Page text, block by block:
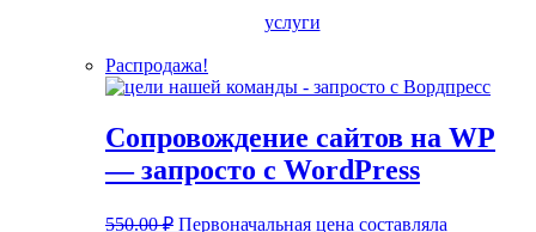
услуги
Распродажа!
Сопровождение сайтов на WP
— запросто с WordPress
550.00₽ Первоначальная цена составляла